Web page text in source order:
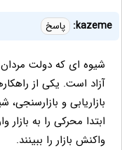
kazeme: پاسخ
شیوه ای که دولت مردان
آزاد است. یکی از
بازاریابی و
ابتدا محرکی را به
واکنش بازار را ببینند.